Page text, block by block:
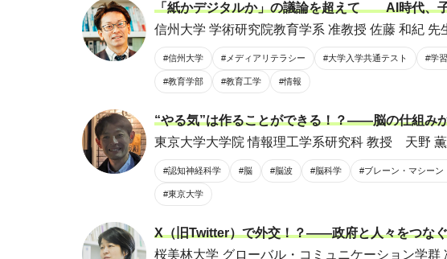
「紙かデジタルか」の議論を超えて AI時代、
信州大学 学術研究院教育学系 准教授 佐藤 和紀 先
#信州大学 #メディアリテラシー #大学入学共通テスト #学
#教育学部 #教育工学 #情報
“やる気”は作ることができる！？――脳の仕組み
東京大学大学院 情報理工学系研究科 教授 天野
#認知神経科学 #脳 #脳波 #脳科学 #ブレーン・マシーン
#東京大学
X（旧Twitter）で外交！？――政府と人々をつな
桜美林大学 グローバル・コミュニケーション学群